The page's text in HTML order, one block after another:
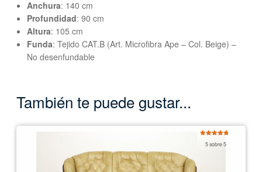
Anchura: 140 cm
Profundidad: 90 cm
Altura: 105 cm
Funda: Tejido CAT.B (Art. Microfibra Ape – Col. Beige) –
No desenfundable
También te puede gustar...
5 sobre 5